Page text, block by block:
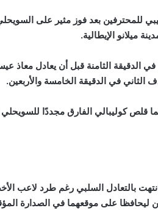
بعد فوز مثير على
ميلانو الإيطالية.
الدقيقة الثامنة قبل أن يعادل معاذ
الثاني في الدقيقة الخامسة والأربعين.
كوليبالي الفارق مجددًا للسويحلي
بالتعادل السلبي رغم طرد لاعب
ليحافظا على موقعهما في الصدارة